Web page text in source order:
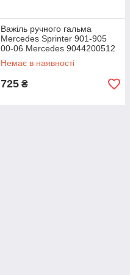
Важіль ручного гальма
Mercedes Sprinter 901-905
00-06 Mercedes 9044200512
Немає в наявності
725 ₴